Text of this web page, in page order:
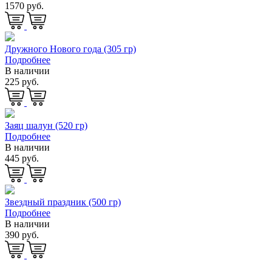
1570 руб.
Дружного Нового года (305 гр)
Подробнее
В наличии
225 руб.
Заяц шалун (520 гр)
Подробнее
В наличии
445 руб.
Звездный праздник (500 гр)
Подробнее
В наличии
390 руб.